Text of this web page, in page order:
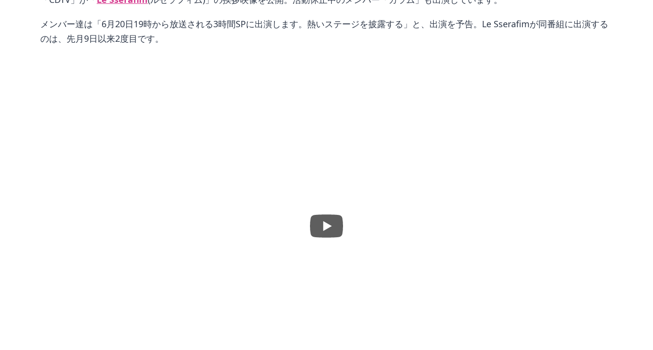
メンバー達は「6月20日19時から放送される3時間SPに出演します。熱いステージを披露する」と、出演を予告。Le Sserafimが同番組に出演する
のは、先月9日以来2度目です。